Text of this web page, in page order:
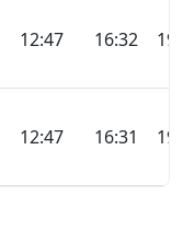
12:47 16:32
12:47 16:31